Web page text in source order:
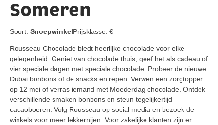
Someren
Soort: SnoepwinkelPrijsklasse: €
Rousseau Chocolade biedt heerlijke chocolade voor elke
gelegenheid. Geniet van chocolade thuis, geef het als cadeau of
vier speciale dagen met speciale chocolade. Probeer de nieuwe
Dubai bonbons of de snacks en repen. Verwen een zorgtopper
op 12 mei of verras iemand met Moederdag chocolade. Ontdek
verschillende smaken bonbons en steun tegelijkertijd
cacaoboeren. Volg Rousseau op social media en bezoek de
winkels voor meer lekkernijen. Voor zakelijke klanten zijn er